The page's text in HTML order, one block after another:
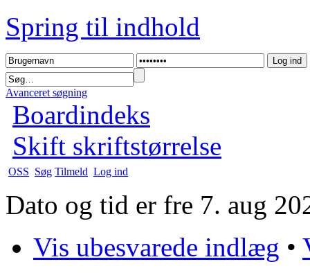
Spring til indhold
Avanceret søgning
Boardindeks
Skift skriftstørrelse
OSS Søg Tilmeld Log ind
Dato og tid er fre 7. aug
Vis ubesvarede indlæg •